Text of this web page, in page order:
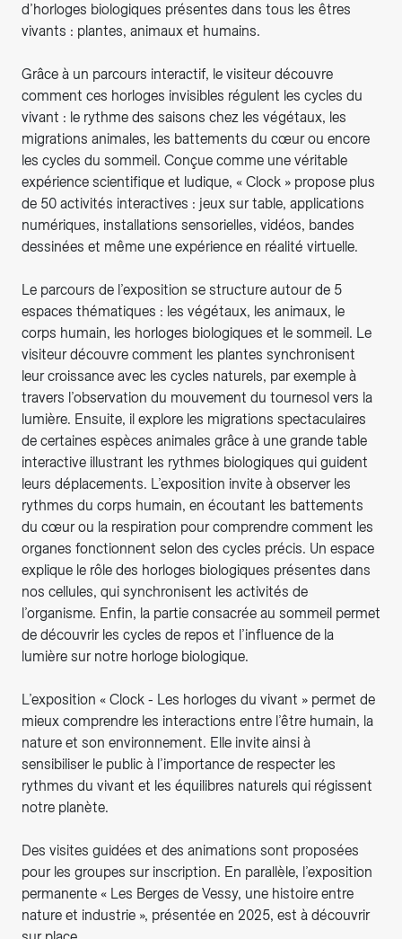
d’horloges biologiques présentes dans tous les êtres
vivants : plantes, animaux et humains.
Grâce à un parcours interactif, le visiteur découvre
comment ces horloges invisibles régulent les cycles du
vivant : le rythme des saisons chez les végétaux, les
migrations animales, les battements du cœur ou encore
les cycles du sommeil. Conçue comme une véritable
expérience scientifique et ludique, « Clock » propose plus
de 50 activités interactives : jeux sur table, applications
numériques, installations sensorielles, vidéos, bandes
dessinées et même une expérience en réalité virtuelle.
Le parcours de l’exposition se structure autour de 5
espaces thématiques : les végétaux, les animaux, le
corps humain, les horloges biologiques et le sommeil. Le
visiteur découvre comment les plantes synchronisent
leur croissance avec les cycles naturels, par exemple à
travers l’observation du mouvement du tournesol vers la
lumière. Ensuite, il explore les migrations spectaculaires
de certaines espèces animales grâce à une grande table
interactive illustrant les rythmes biologiques qui guident
leurs déplacements. L’exposition invite à observer les
rythmes du corps humain, en écoutant les battements
du cœur ou la respiration pour comprendre comment les
organes fonctionnent selon des cycles précis. Un espace
explique le rôle des horloges biologiques présentes dans
nos cellules, qui synchronisent les activités de
l’organisme. Enfin, la partie consacrée au sommeil permet
de découvrir les cycles de repos et l’influence de la
lumière sur notre horloge biologique.
L’exposition « Clock - Les horloges du vivant » permet de
mieux comprendre les interactions entre l’être humain, la
nature et son environnement. Elle invite ainsi à
sensibiliser le public à l’importance de respecter les
rythmes du vivant et les équilibres naturels qui régissent
notre planète.
Des visites guidées et des animations sont proposées
pour les groupes sur inscription. En parallèle, l’exposition
permanente « Les Berges de Vessy, une histoire entre
nature et industrie », présentée en 2025, est à découvrir